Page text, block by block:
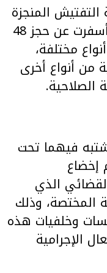
المنجزة
بداخل المحل التجاري المذكور أسفرت عن حجز 48
مختلفة،
إضافية من أنواع أخرى
الصلاحية.
فيهما تحت
إخضاع
الذي
المختصة، وذلك
وخلفيات هذه
الإجرامية